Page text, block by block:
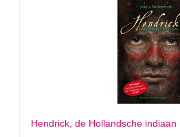
Hendrick, de Hollandsche indiaan